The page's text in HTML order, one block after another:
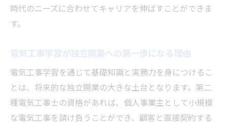
時代のニーズに合わせてキャリアを伸ばすことができま
す。
電気工事学習が独立開業への第一歩になる理由
電気工事学習を通じて基礎知識と実務力を身につけるこ
とは、将来的な独立開業の大きな土台となります。第二
種電気工事士の資格があれば、個人事業主として小規模
な電気工事を請け負うことができ、顧客と直接契約する